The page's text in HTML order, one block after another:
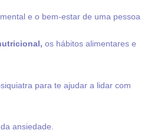
e o bem-estar de uma
os hábitos alimentares e
para te ajudar a lidar com
ansiedade.